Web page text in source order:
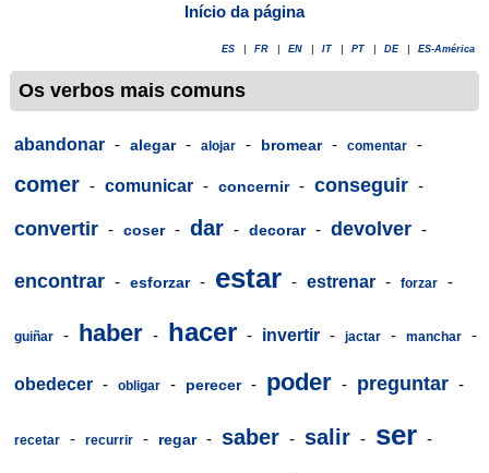
Início da página
ES FR EN IT PT DE ES-América
Os verbos mais comuns
abandonar - alegar - alojar - bromear - comentar -
comer - comunicar - concernir - conseguir -
convertir - coser - dar - decorar - devolver -
encontrar - esforzar - estar - estrenar - forzar -
guiñar - haber - hacer - invertir - jactar - manchar -
obedecer - obligar - perecer - poder - preguntar -
recetar - recurrir - regar - saber - salir - ser -